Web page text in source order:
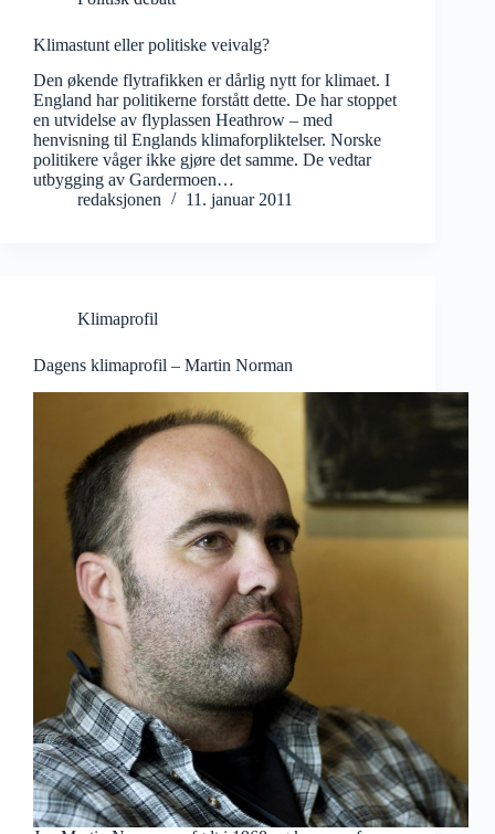
Klimastunt eller politiske veivalg?
Den økende flytrafikken er dårlig nytt for klimaet. I
England har politikerne forstått dette. De har stoppet
en utvidelse av flyplassen Heathrow – med
henvisning til Englands klimaforpliktelser. Norske
politikere våger ikke gjøre det samme. De vedtar
utbygging av Gardermoen…
redaksjonen
11. januar 2011
Klimaprofil
Dagens klimaprofil – Martin Norman